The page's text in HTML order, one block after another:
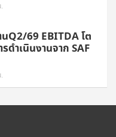
นQ2/69 EBITDA โต
ดำเนินงานจาก SAF